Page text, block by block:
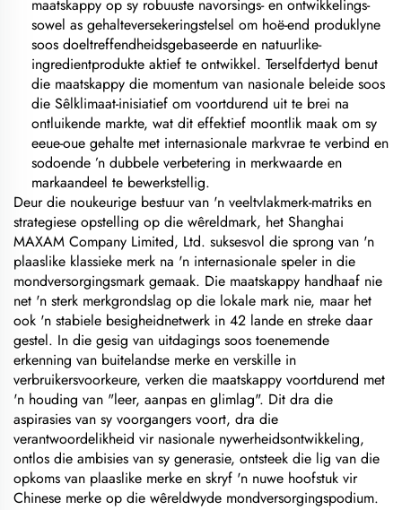
maatskappy op sy robuuste navorsings- en ontwikkelings-
sowel as gehalteversekeringstelsel om hoë-end produklyne
soos doeltreffendheidsgebaseerde en natuurlike-
ingredientprodukte aktief te ontwikkel. Terselfdertyd benut
die maatskappy die momentum van nasionale beleide soos
die Sêlklimaat-inisiatief om voortdurend uit te brei na
ontluikende markte, wat dit effektief moontlik maak om sy
eeue-oue gehalte met internasionale markvrae te verbind en
sodoende ’n dubbele verbetering in merkwaarde en
markaandeel te bewerkstellig.
Deur die noukeurige bestuur van 'n veeltvlakmerk-matriks en
strategiese opstelling op die wêreldmark, het Shanghai
MAXAM Company Limited, Ltd. suksesvol die sprong van 'n
plaaslike klassieke merk na 'n internasionale speler in die
mondversorgingsmark gemaak. Die maatskappy handhaaf nie
net 'n sterk merkgrondslag op die lokale mark nie, maar het
ook 'n stabiele besigheidnetwerk in 42 lande en streke daar
gestel. In die gesig van uitdagings soos toenemende
erkenning van buitelandse merke en verskille in
verbruikersvoorkeure, verken die maatskappy voortdurend met
'n houding van "leer, aanpas en glimlag". Dit dra die
aspirasies van sy voorgangers voort, dra die
verantwoordelikheid vir nasionale nywerheidsontwikkeling,
ontlos die ambisies van sy generasie, ontsteek die lig van die
opkoms van plaaslike merke en skryf 'n nuwe hoofstuk vir
Chinese merke op die wêreldwyde mondversorgingspodium.